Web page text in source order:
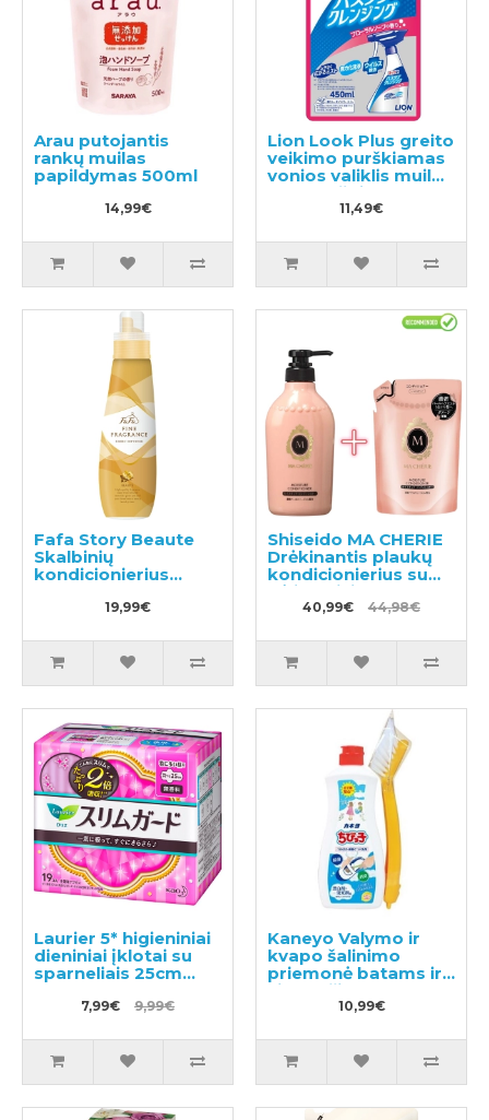
Arau putojantis
rankų muilas
papildymas 500ml
14,99€
Lion Look Plus greito
veikimo purškiamas
vonios valiklis muilo
kvapo užpildas
11,49€
Fafa Story Beaute
Skalbinių
kondicionierius
19,99€
Shiseido MA CHERIE
Drėkinantis plaukų
kondicionierius su
gėlių-vaisių kvapu
450ml + papildymas
40,99€ 44,98€
Laurier 5* higieniniai
dieniniai įklotai su
sparneliais 25cm
7,99€ 9,99€
Kaneyo Valymo ir
kvapo šalinimo
priemonė batams ir
vidpadžiams su
šepetėliu 450g
10,99€